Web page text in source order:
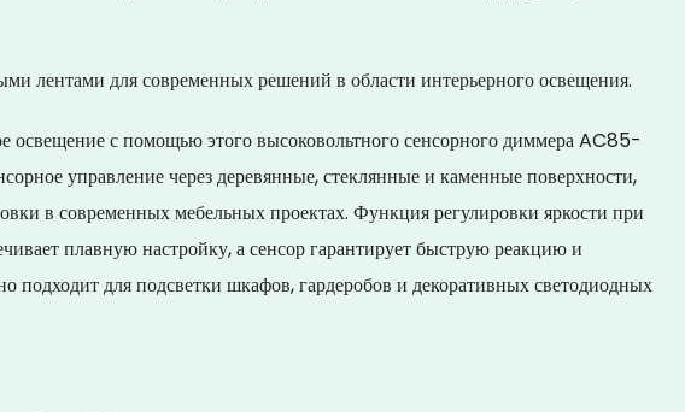
лентами для современных решений в области интерьерного освещения.
освещение с помощью этого высоковольтного сенсорного диммера AC85-
управление через деревянные, стеклянные и каменные поверхности,
в современных мебельных проектах. Функция регулировки яркости при
плавную настройку, а сенсор гарантирует быструю реакцию и
подходит для подсветки шкафов, гардеробов и декоративных светодиодных